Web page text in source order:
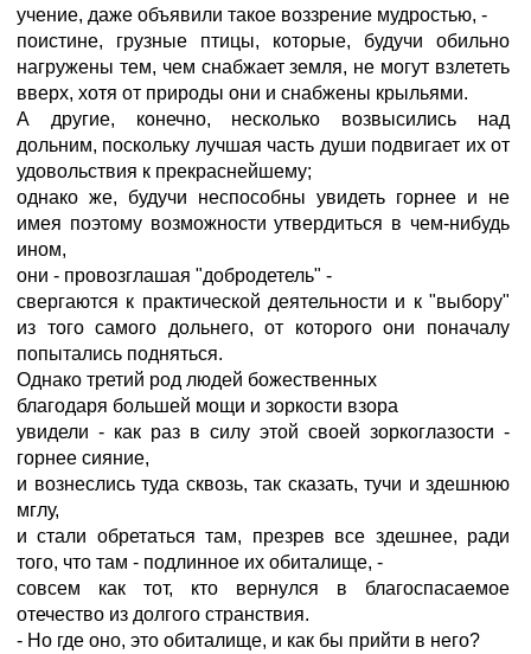
учение, даже объявили такое воззрение мудростью, -
поистине, грузные птицы, которые, будучи обильно
нагружены тем, чем снабжает земля, не могут взлететь
вверх, хотя от природы они и снабжены крыльями.
А другие, конечно, несколько возвысились над
дольним, поскольку лучшая часть души подвигает их от
удовольствия к прекраснейшему;
однако же, будучи неспособны увидеть горнее и не
имея поэтому возможности утвердиться в чем-нибудь
ином,
они - провозглашая "добродетель" -
свергаются к практической деятельности и к "выбору"
из того самого дольнего, от которого они поначалу
попытались подняться.
Однако третий род людей божественных
благодаря большей мощи и зоркости взора
увидели - как раз в силу этой своей зоркоглазости -
горнее сияние,
и вознеслись туда сквозь, так сказать, тучи и здешнюю
мглу,
и стали обретаться там, презрев все здешнее, ради
того, что там - подлинное их обиталище, -
совсем как тот, кто вернулся в благоспасаемое
отечество из долгого странствия.
- Но где оно, это обиталище, и как бы прийти в него?